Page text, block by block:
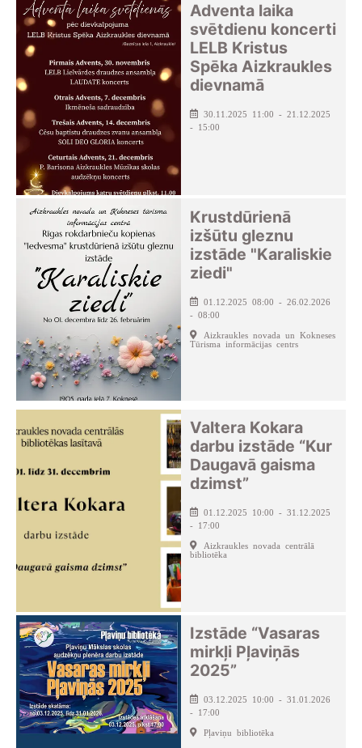
Adventa laika
svētdienu koncerti
LELB Kristus
Spēka Aizkraukles
dievnamā
30.11.2025 11:00 - 21.12.2025
- 15:00
Krustdūrienā
izšūtu gleznu
izstāde "Karaliskie
ziedi"
01.12.2025 08:00 - 26.02.2026
- 08:00
Aizkraukles novada un Kokneses
Tūrisma informācijas centrs
Valtera Kokara
darbu izstāde “Kur
Daugavā gaisma
dzimst”
01.12.2025 10:00 - 31.12.2025
- 17:00
Aizkraukles novada centrālā
bibliotēka
Izstāde “Vasaras
mirkļi Pļaviņās
2025”
03.12.2025 10:00 - 31.01.2026
- 17:00
Pļaviņu bibliotēka